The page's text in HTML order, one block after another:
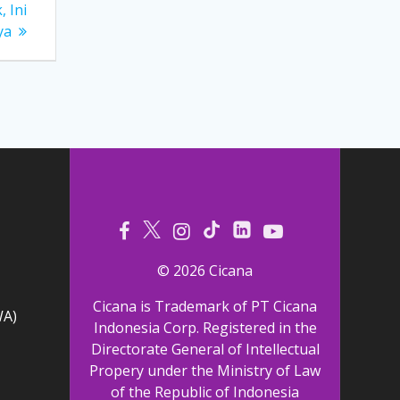
Ini
© 2026 Cicana
Cicana is Trademark of PT Cicana
Indonesia Corp. Registered in the
Directorate General of Intellectual
Propery under the Ministry of Law
of the Republic of Indonesia